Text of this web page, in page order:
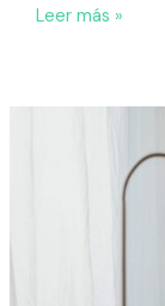
Leer más »